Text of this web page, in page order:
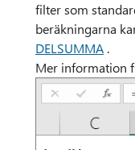
filter som
beräkningarna
DELSUMMA .
Mer information